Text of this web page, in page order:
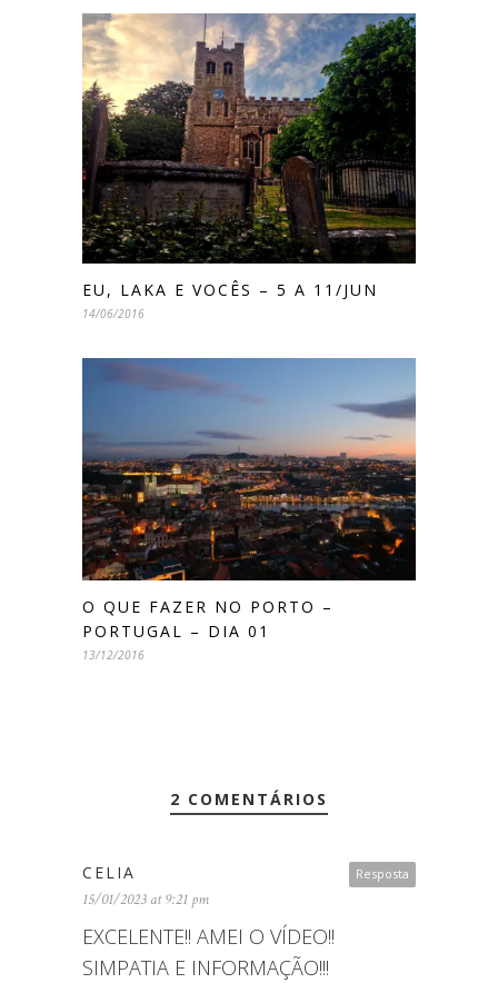
EU, LAKA E VOCÊS – 5 A 11/JUN
14/06/2016
O QUE FAZER NO PORTO –
PORTUGAL – DIA 01
13/12/2016
2 COMENTÁRIOS
Resposta
CELIA
15/01/2023 at 9:21 pm
EXCELENTE!! AMEI O VÍDEO!!
SIMPATIA E INFORMAÇÃO!!!